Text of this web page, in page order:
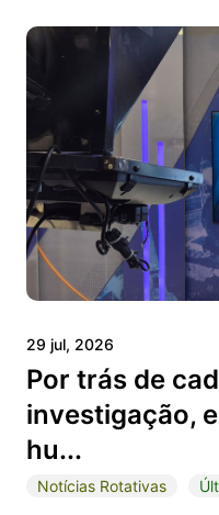
29 jul, 2026
Por trás de
investigação,
hu...
Notícias Rotativas